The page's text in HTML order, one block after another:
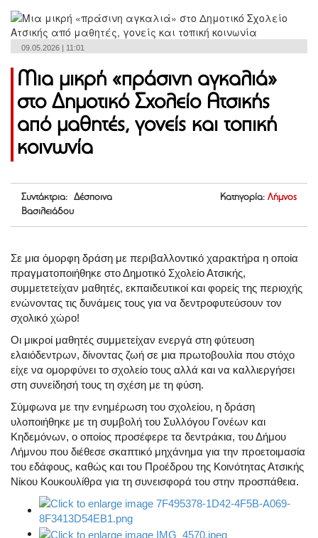
09.05.2026 | 11:01
Μια μικρή «πράσινη αγκαλιά»
στο Δημοτικό Σχολείο Ατσικής
από μαθητές, γονείς και τοπική
κοινωνία
Συντάκτρια: Δέσποινα
Βασιλειάδου
Κατηγορία: Λήμνος
Σε μια όμορφη δράση με περιβαλλοντικό χαρακτήρα η οποία
πραγματοποιήθηκε στο Δημοτικό Σχολείο Ατσικής,
συμμετετείχαν μαθητές, εκπαιδευτικοί και φορείς της περιοχής
ενώνοντας τις δυνάμεις τους για να δεντροφυτεύσουν τον
σχολικό χώρο!
Οι μικροί μαθητές συμμετείχαν ενεργά στη φύτευση
ελαιόδεντρων, δίνοντας ζωή σε μια πρωτοβουλία που στόχο
είχε να ομορφύνει το σχολείο τους αλλά και να καλλιεργήσει
στη συνείδησή τους τη σχέση με τη φύση.
Σύμφωνα με την ενημέρωση του σχολείου, η δράση
υλοποιήθηκε με τη συμβολή του Συλλόγου Γονέων και
Κηδεμόνων, ο οποίος προσέφερε τα δεντράκια, του Δήμου
Λήμνου που διέθεσε σκαπτικό μηχάνημα για την προετοιμασία
του εδάφους, καθώς και του Προέδρου της Κοινότητας Ατσικής
Νίκου Κουκουλίθρα για τη συνεισφορά του στην προσπάθεια.